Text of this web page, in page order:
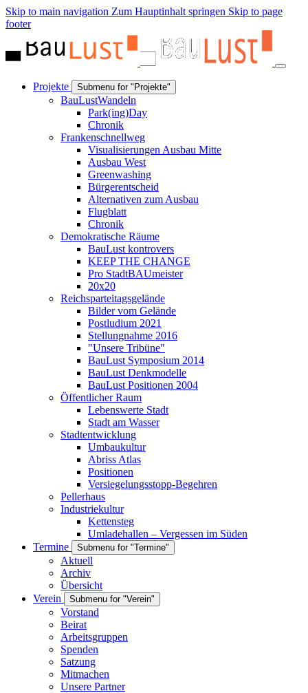
Skip to main navigation Zum Hauptinhalt springen Skip to page
footer
Projekte Submenu for "Projekte"
BauLustWandeln
Park(ing)Day
Chronik
Frankenschnellweg
Visualisierungen Ausbau Mitte
Ausbau West
Greenwashing
Bürgerentscheid
Alternativen zum Ausbau
Flugblatt
Chronik
Demokratische Räume
BauLust kontrovers
KEEP THE CHANGE
Pro StadtBAUmeister
20x20
Reichsparteitagsgelände
Bilder vom Gelände
Postludium 2021
Stellungnahme 2016
"Unsere Tribüne"
BauLust Symposium 2014
BauLust Denkmodelle
BauLust Positionen 2004
Öffentlicher Raum
Lebenswerte Stadt
Stadt am Wasser
Stadtentwicklung
Umbaukultur
Abriss Atlas
Positionen
Versiegelungsstopp-Begehren
Pellerhaus
Industriekultur
Kettensteg
Umladehallen – Vergessen im Süden
Termine
Submenu for "Termine"
Aktuell
Archiv
Übersicht
Verein
Submenu for "Verein"
Vorstand
Beirat
Arbeitsgruppen
Spenden
Satzung
Mitmachen
Unsere Partner